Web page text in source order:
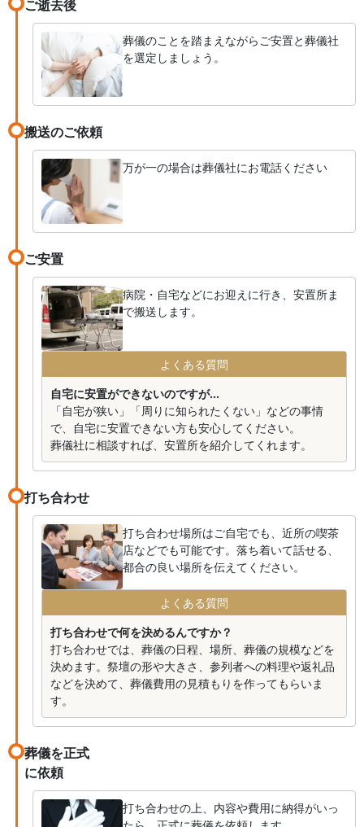
ご逝去後
葬儀のことを踏まえながらご安置と葬儀社
を選定しましょう。
搬送のご依頼
万が一の場合は葬儀社にお電話ください
ご安置
病院・自宅などにお迎えに行き、安置所ま
で搬送します。
よくある質問
自宅に安置ができないのですが...
「自宅が狭い」「周りに知られたくない」などの事情
で、自宅に安置できない方も安心してください。
葬儀社に相談すれば、安置所を紹介してくれます。
打ち合わせ
打ち合わせ場所はご自宅でも、近所の喫茶
店などでも可能です。落ち着いて話せる、
都合の良い場所を伝えてください。
よくある質問
打ち合わせで何を決めるんですか？
打ち合わせでは、葬儀の日程、場所、葬儀の規模などを
決めます。祭壇の形や大きさ、参列者への料理や返礼品
などを決めて、葬儀費用の見積もりを作ってもらいま
す。
葬儀を正式
に依頼
打ち合わせの上、内容や費用に納得がいっ